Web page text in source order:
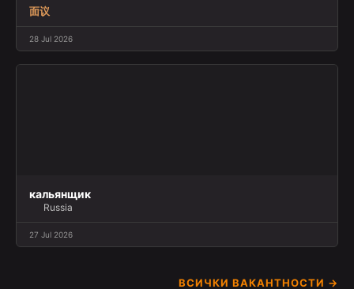
面议
28 Jul 2026
кальянщик
Russia
27 Jul 2026
ВСИЧКИ ВАКАНТНОСТИ →